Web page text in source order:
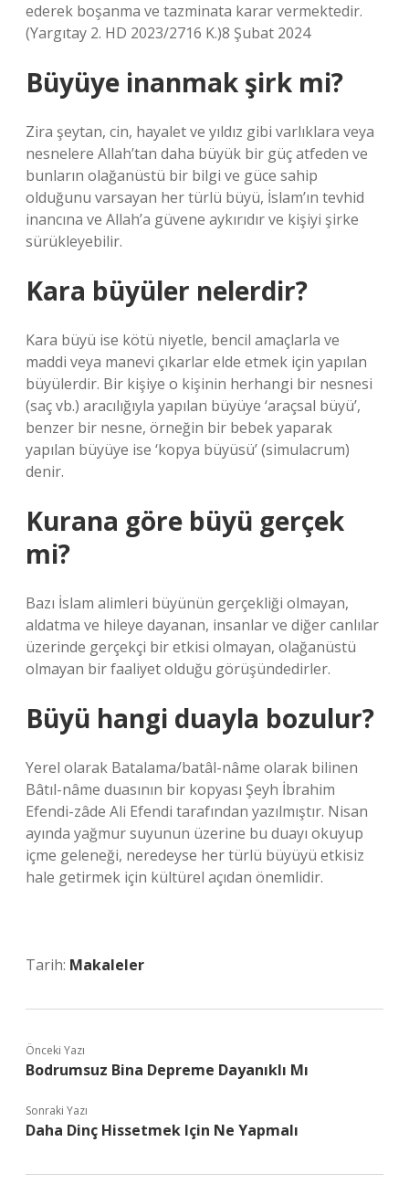
ederek boşanma ve tazminata karar vermektedir.
(Yargıtay 2. HD 2023/2716 K.)8 Şubat 2024
Büyüye inanmak şirk mi?
Zira şeytan, cin, hayalet ve yıldız gibi varlıklara veya
nesnelere Allah’tan daha büyük bir güç atfeden ve
bunların olağanüstü bir bilgi ve güce sahip
olduğunu varsayan her türlü büyü, İslam’ın tevhid
inancına ve Allah’a güvene aykırıdır ve kişiyi şirke
sürükleyebilir.
Kara büyüler nelerdir?
Kara büyü ise kötü niyetle, bencil amaçlarla ve
maddi veya manevi çıkarlar elde etmek için yapılan
büyülerdir. Bir kişiye o kişinin herhangi bir nesnesi
(saç vb.) aracılığıyla yapılan büyüye ‘araçsal büyü’,
benzer bir nesne, örneğin bir bebek yaparak
yapılan büyüye ise ‘kopya büyüsü’ (simulacrum)
denir.
Kurana göre büyü gerçek
mi?
Bazı İslam alimleri büyünün gerçekliği olmayan,
aldatma ve hileye dayanan, insanlar ve diğer canlılar
üzerinde gerçekçi bir etkisi olmayan, olağanüstü
olmayan bir faaliyet olduğu görüşündedirler.
Büyü hangi duayla bozulur?
Yerel olarak Batalama/batâl-nâme olarak bilinen
Bâtıl-nâme duasının bir kopyası Şeyh İbrahim
Efendi-zâde Ali Efendi tarafından yazılmıştır. Nisan
ayında yağmur suyunun üzerine bu duayı okuyup
içme geleneği, neredeyse her türlü büyüyü etkisiz
hale getirmek için kültürel açıdan önemlidir.
Tarih: Makaleler
Önceki Yazı
Bodrumsuz Bina Depreme Dayanıklı Mı
Sonraki Yazı
Daha Dinç Hissetmek Için Ne Yapmalı